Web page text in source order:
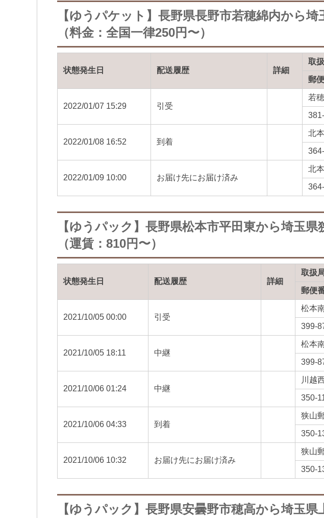
【ゆうパケット】長野県長野市若穂綿内から埼
（料金：全国一律250円〜）
状態発生日 配送履歴 詳細
取
郵
2022/01/07 15:29 引受
若
2022/01/08 16:52 到着
北
2022/01/09 10:00 お届け先にお届け済み
北
【ゆうパック】長野県松本市平田東から埼玉県
（運賃：810円〜）
状態発生日 配送履歴 詳細
取扱
郵便
2021/10/05 00:00 引受
松本
399-
2021/10/05 18:11 中継
松本
399-
2021/10/06 01:24 中継
川越
350-
2021/10/06 04:33 到着
狭山
350-
2021/10/06 10:32 お届け先にお届け済み
狭山
350-
【ゆうパック】長野県安曇野市穂高から埼玉県